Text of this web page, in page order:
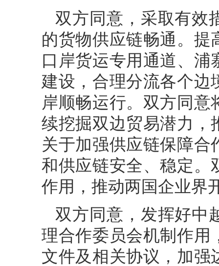
双方同意，采取有效
的货物供应链畅通。提
口岸货运专用通道、
建设，合理分流各个边
岸顺畅运行。双方同
续挖掘双边贸易潜力，
关于加强供应链保障合
和供应链安全、稳定。
作用，推动两国企业界
双方同意，发挥好中
理合作委员会机制作用
文件及相关协议，加强